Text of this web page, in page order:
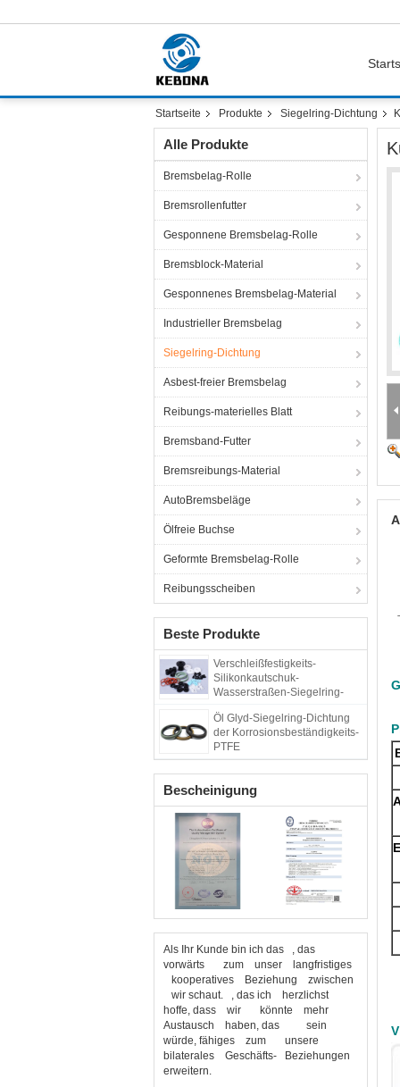
Startseite Produkte Siegelring-Dichtung
Alle Produkte
Bremsbelag-Rolle
Bremsrollenfutter
Gesponnene Bremsbelag-Rolle
Bremsblock-Material
Gesponnenes Bremsbelag-Material
Industrieller Bremsbelag
Siegelring-Dichtung
Asbest-freier Bremsbelag
Reibungs-materielles Blatt
Bremsband-Futter
Bremsreibungs-Material
AutoBremsbeläge
Ölfreie Buchse
Geformte Bremsbelag-Rolle
Reibungsscheiben
Beste Produkte
Verschleißfestigkeits-
Silikonkautschuk-
Wasserstraßen-Siegelring-
Öl Glyd-Siegelring-Dichtung
der Korrosionsbeständigkeits-
PTFE
Bescheinigung
Als Ihr Kunde bin ich das , das
vorwärts zum unser langfristiges
kooperatives Beziehung zwischen
wir schaut. , das ich herzlichst
hoffe, dass wir könnte mehr
Austausch haben, das sein
würde, fähiges zum unsere
bilaterales Geschäfts- Beziehungen
erweitern.